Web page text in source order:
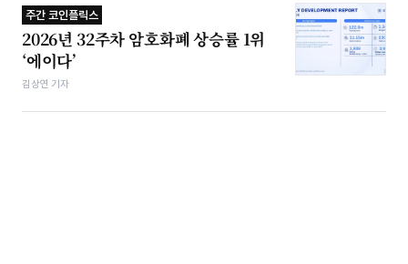
주간 코인플릭스
2026년 32주차 암호화폐 상승률 1위
‘에이다’
김상연 기자